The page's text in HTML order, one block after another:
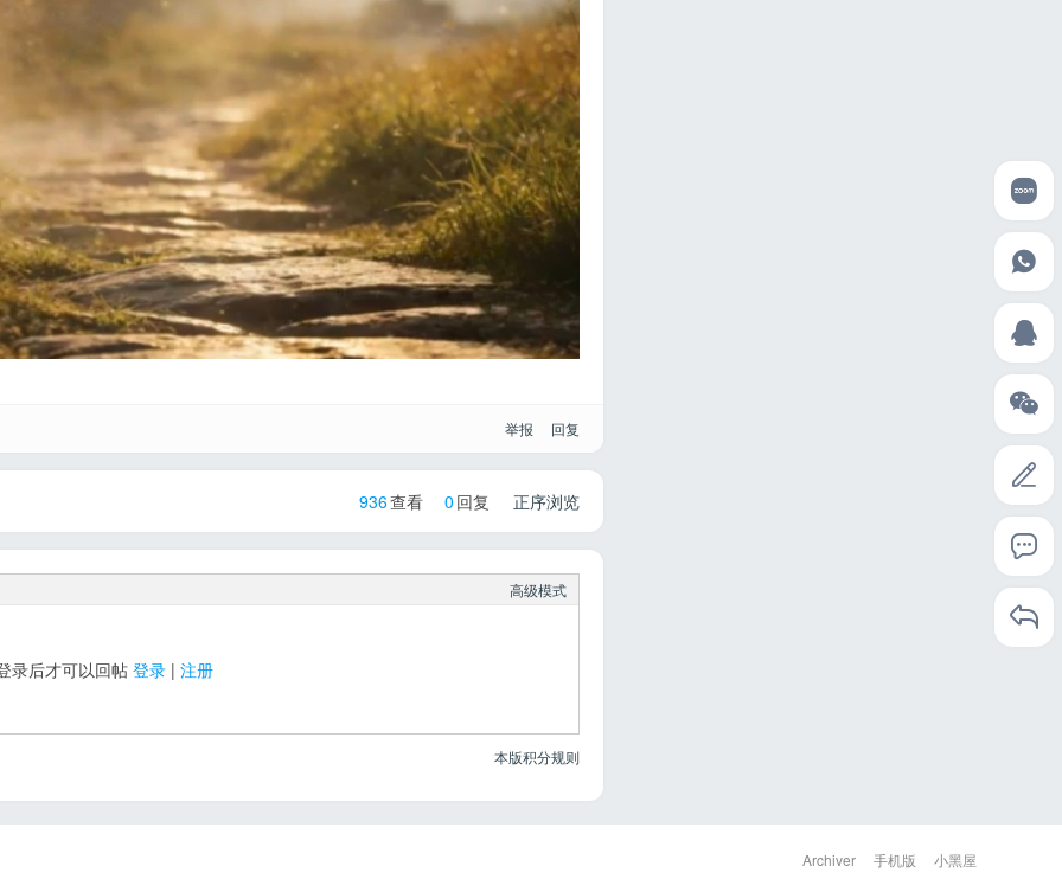
举报 回复
正序浏览
936查看 0 回复
高级模式
录后才可以回帖 登录| 注册
本版积分规则
Archiver 手机版 小黑屋